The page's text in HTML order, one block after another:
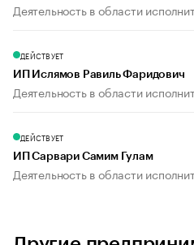
Деятельность в области
ДЕЙСТВУЕТ
ИП Ислямов Равиль Фаридович
Деятельность в области
ДЕЙСТВУЕТ
ИП Сарвари Самим Гулам
Деятельность в области